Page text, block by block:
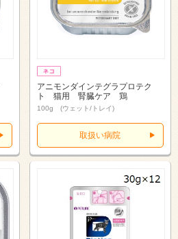
アニモンダインテグラプロテク
ト 猫用 腎臓ケア 鶏
100g (ウェット/トレイ)
取扱い病院